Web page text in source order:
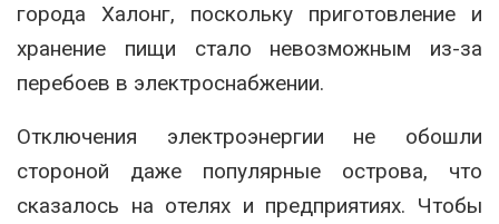
города Халонг, поскольку приготовление и
хранение пищи стало невозможным из-за
перебоев в электроснабжении.
Отключения электроэнергии не обошли
стороной даже популярные острова, что
сказалось на отелях и предприятиях. Чтобы